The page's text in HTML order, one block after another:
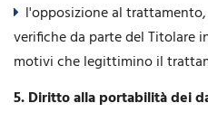
l'opposizione al
verifiche da parte del Titolare
motivi che legittimino il
5. Diritto alla portabilità dei